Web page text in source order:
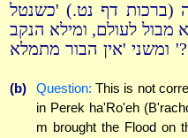
(ברכות דף נט.) 'כשנטל
מבול לעולם, ומילא הנקב
ומשני 'אין הבור מתמלא
(b) Question: This is not
in Perek ha'Ro'eh
m brought the Flood on